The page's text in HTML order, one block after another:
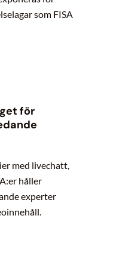
som FISA
för
med livechatt,
håller
experter